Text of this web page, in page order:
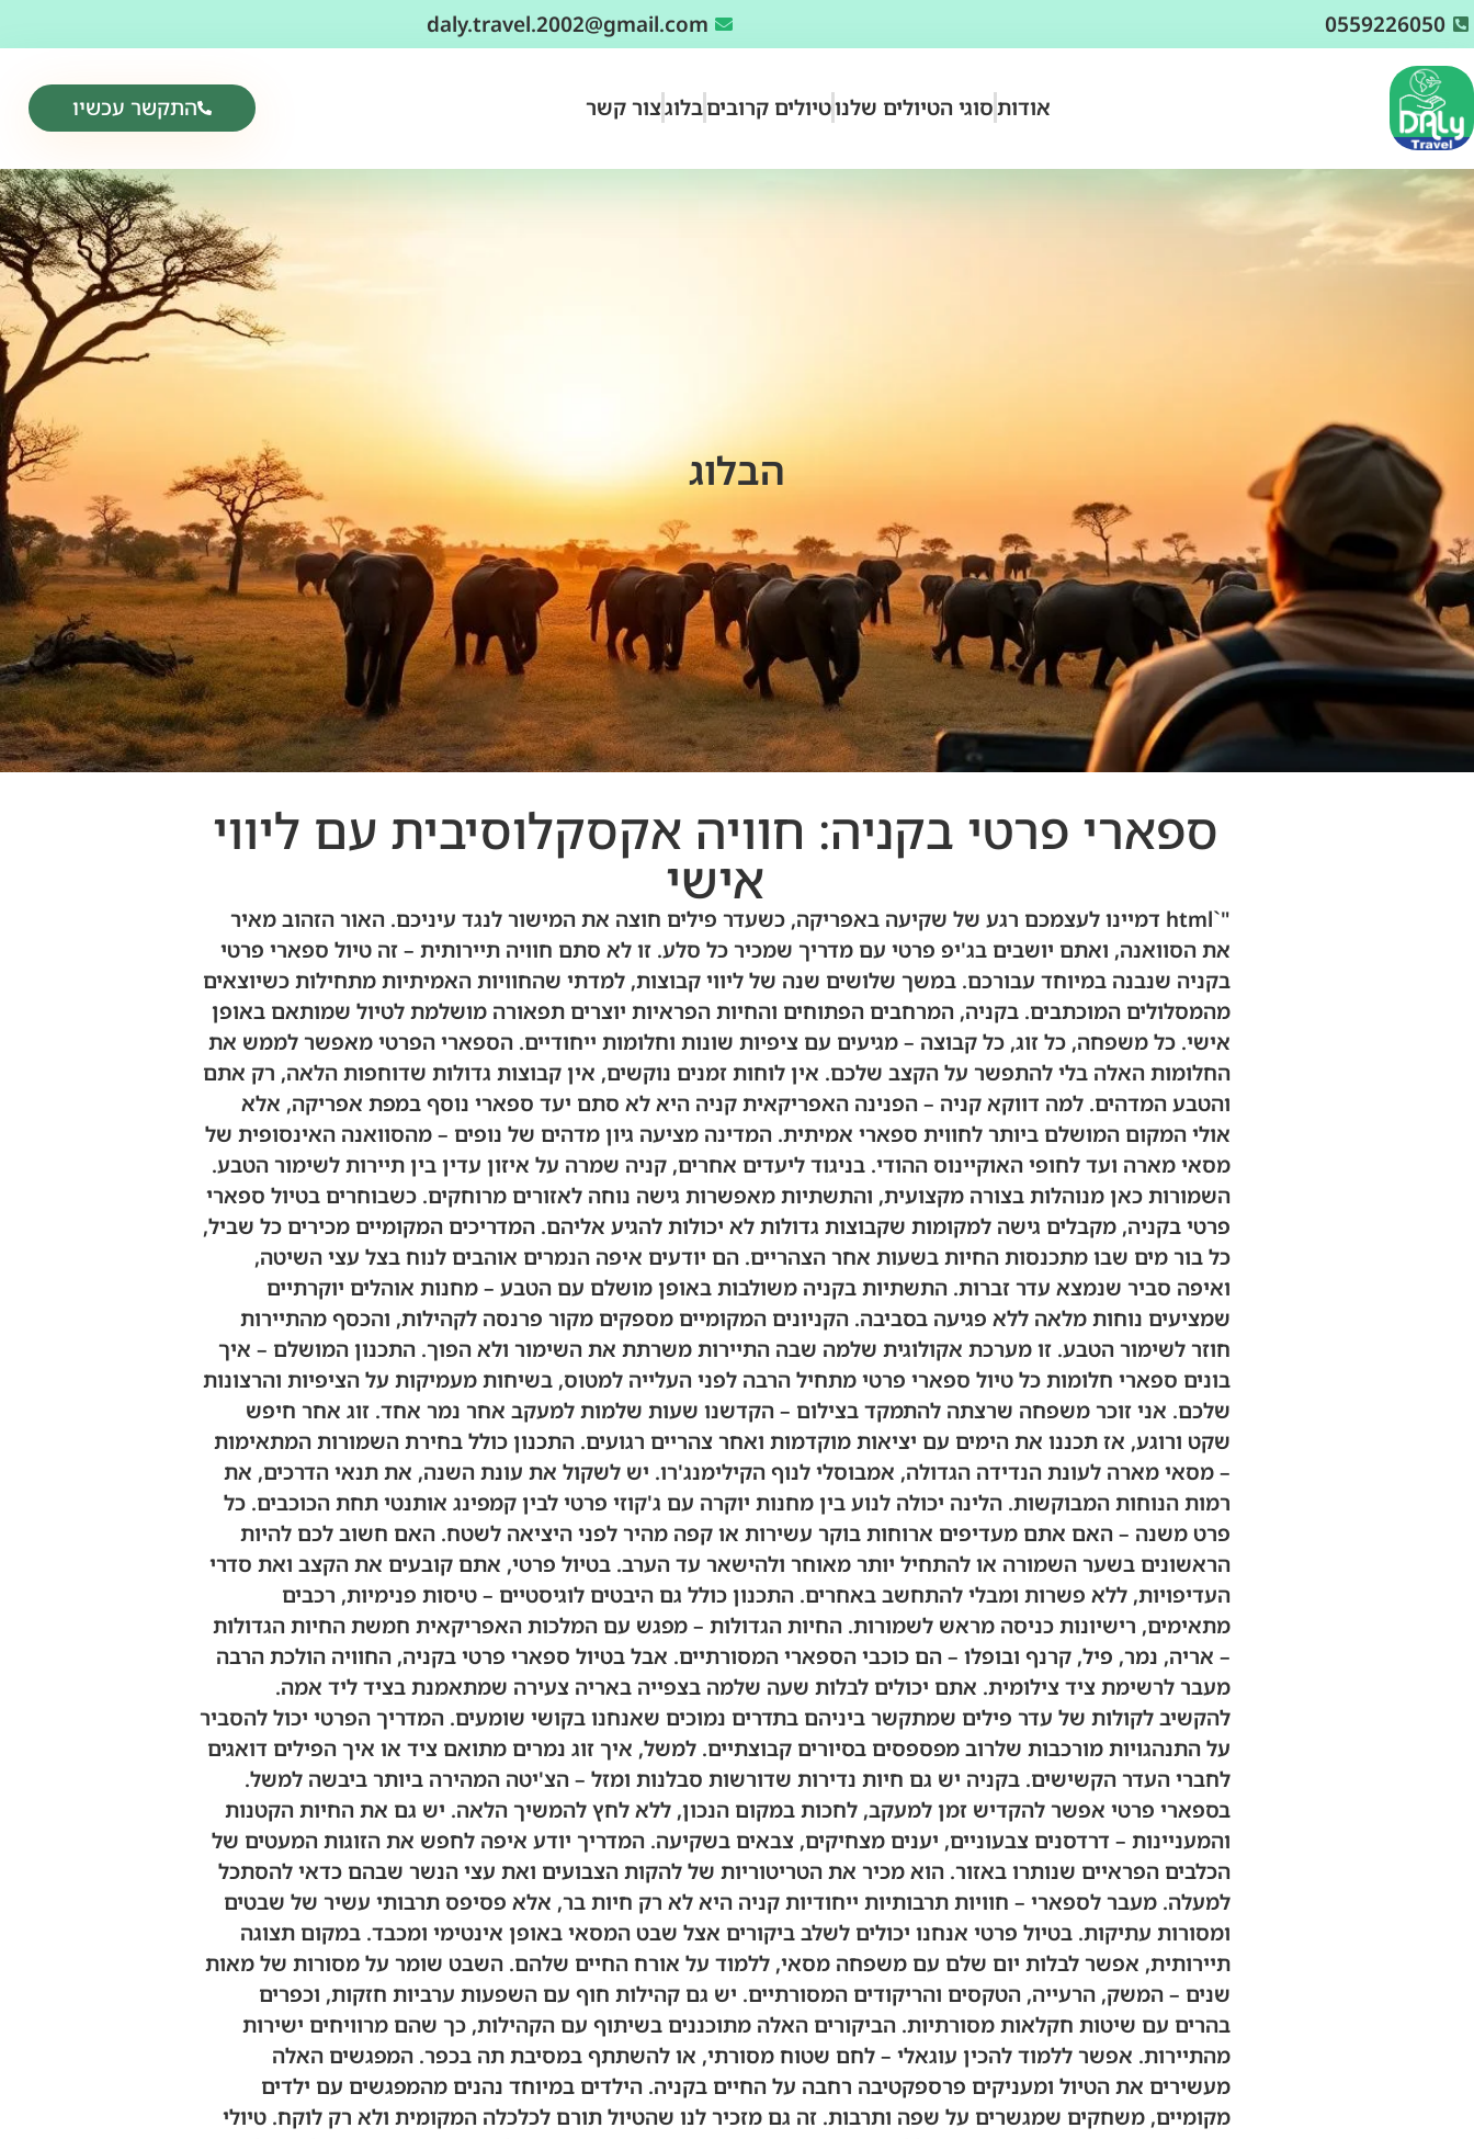
0559226050
daly.travel.2002@gmail.com
אודותסוגי הטיולים שלנוטיולים קרוביםבלוגצור קשר התקשר עכשיו
הבלוג
ספארי פרטי בקניה: חוויה אקסקלוסיבית עם ליווי
אישי
"`html דמיינו לעצמכם רגע של שקיעה באפריקה, כשעדר פילים חוצה את המישור לנגד עיניכם. האור הזהוב מאיר
את הסוואנה, ואתם יושבים בג'יפ פרטי עם מדריך שמכיר כל סלע. זו לא סתם חוויה תיירותית – זה טיול ספארי פרטי
בקניה שנבנה במיוחד עבורכם. במשך שלושים שנה של ליווי קבוצות, למדתי שהחוויות האמיתיות מתחילות כשיוצאים
מהמסלולים המוכתבים. בקניה, המרחבים הפתוחים והחיות הפראיות יוצרים תפאורה מושלמת לטיול שמותאם באופן
אישי. כל משפחה, כל זוג, כל קבוצה – מגיעים עם ציפיות שונות וחלומות ייחודיים. הספארי הפרטי מאפשר לממש את
החלומות האלה בלי להתפשר על הקצב שלכם. אין לוחות זמנים נוקשים, אין קבוצות גדולות שדוחפות הלאה, רק אתם
והטבע המדהים. למה דווקא קניה – הפנינה האפריקאית קניה היא לא סתם יעד ספארי נוסף במפת אפריקה, אלא
אולי המקום המושלם ביותר לחווית ספארי אמיתית. המדינה מציעה גיון מדהים של נופים – מהסוואנה האינסופית של
מסאי מארה ועד לחופי האוקיינוס ההודי. בניגוד ליעדים אחרים, קניה שמרה על איזון עדין בין תיירות לשימור הטבע.
השמורות כאן מנוהלות בצורה מקצועית, והתשתיות מאפשרות גישה נוחה לאזורים מרוחקים. כשבוחרים בטיול ספארי
פרטי בקניה, מקבלים גישה למקומות שקבוצות גדולות לא יכולות להגיע אליהם. המדריכים המקומיים מכירים כל שביל,
כל בור מים שבו מתכנסות החיות בשעות אחר הצהריים. הם יודעים איפה הנמרים אוהבים לנוח בצל עצי השיטה,
ואיפה סביר שנמצא עדר זברות. התשתיות בקניה משולבות באופן מושלם עם הטבע – מחנות אוהלים יוקרתיים
שמציעים נוחות מלאה ללא פגיעה בסביבה. הקניונים המקומיים מספקים מקור פרנסה לקהילות, והכסף מהתיירות
חוזר לשימור הטבע. זו מערכת אקולוגית שלמה שבה התיירות משרתת את השימור ולא הפוך. התכנון המושלם – איך
בונים ספארי חלומות כל טיול ספארי פרטי מתחיל הרבה לפני העלייה למטוס, בשיחות מעמיקות על הציפיות והרצונות
שלכם. אני זוכר משפחה שרצתה להתמקד בצילום – הקדשנו שעות שלמות למעקב אחר נמר אחד. זוג אחר חיפש
שקט ורוגע, אז תכננו את הימים עם יציאות מוקדמות ואחר צהריים רגועים. התכנון כולל בחירת השמורות המתאימות
– מסאי מארה לעונת הנדידה הגדולה, אמבוסלי לנוף הקילימנג'רו. יש לשקול את עונת השנה, את תנאי הדרכים, את
רמות הנוחות המבוקשות. הלינה יכולה לנוע בין מחנות יוקרה עם ג'קוזי פרטי לבין קמפינג אותנטי תחת הכוכבים. כל
פרט משנה – האם אתם מעדיפים ארוחות בוקר עשירות או קפה מהיר לפני היציאה לשטח. האם חשוב לכם להיות
הראשונים בשער השמורה או להתחיל יותר מאוחר ולהישאר עד הערב. בטיול פרטי, אתם קובעים את הקצב ואת סדרי
העדיפויות, ללא פשרות ומבלי להתחשב באחרים. התכנון כולל גם היבטים לוגיסטיים – טיסות פנימיות, רכבים
מתאימים, רישיונות כניסה מראש לשמורות. החיות הגדולות – מפגש עם המלכות האפריקאית חמשת החיות הגדולות
– אריה, נמר, פיל, קרנף ובופלו – הם כוכבי הספארי המסורתיים. אבל בטיול ספארי פרטי בקניה, החוויה הולכת הרבה
מעבר לרשימת ציד צילומית. אתם יכולים לבלות שעה שלמה בצפייה באריה צעירה שמתאמנת בציד ליד אמה.
להקשיב לקולות של עדר פילים שמתקשר ביניהם בתדרים נמוכים שאנחנו בקושי שומעים. המדריך הפרטי יכול להסביר
על התנהגויות מורכבות שלרוב מפספסים בסיורים קבוצתיים. למשל, איך זוג נמרים מתואם ציד או איך הפילים דואגים
לחברי העדר הקשישים. בקניה יש גם חיות נדירות שדורשות סבלנות ומזל – הצ'יטה המהירה ביותר ביבשה למשל.
בספארי פרטי אפשר להקדיש זמן למעקב, לחכות במקום הנכון, ללא לחץ להמשיך הלאה. יש גם את החיות הקטנות
והמעניינות – דרדסנים צבעוניים, יענים מצחיקים, צבאים בשקיעה. המדריך יודע איפה לחפש את הזוגות המעטים של
הכלבים הפראיים שנותרו באזור. הוא מכיר את הטריטוריות של להקות הצבועים ואת עצי הנשר שבהם כדאי להסתכל
למעלה. מעבר לספארי – חוויות תרבותיות ייחודיות קניה היא לא רק חיות בר, אלא פסיפס תרבותי עשיר של שבטים
ומסורות עתיקות. בטיול פרטי אנחנו יכולים לשלב ביקורים אצל שבט המסאי באופן אינטימי ומכבד. במקום תצוגה
תיירותית, אפשר לבלות יום שלם עם משפחה מסאי, ללמוד על אורח החיים שלהם. השבט שומר על מסורות של מאות
שנים – המשק, הרעייה, הטקסים והריקודים המסורתיים. יש גם קהילות חוף עם השפעות ערביות חזקות, וכפרים
בהרים עם שיטות חקלאות מסורתיות. הביקורים האלה מתוכננים בשיתוף עם הקהילות, כך שהם מרוויחים ישירות
מהתיירות. אפשר ללמוד להכין עוגאלי – לחם שטוח מסורתי, או להשתתף במסיבת תה בכפר. המפגשים האלה
מעשירים את הטיול ומעניקים פרספקטיבה רחבה על החיים בקניה. הילדים במיוחד נהנים מהמפגשים עם ילדים
מקומיים, משחקים שמגשרים על שפה ותרבות. זה גם מזכיר לנו שהטיול תורם לכלכלה המקומית ולא רק לוקח. טיולי